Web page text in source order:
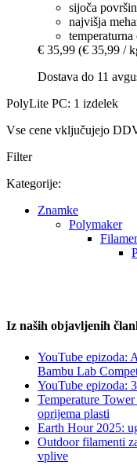
sijoča
najvišja
€ 35,99 (€ 35,99 /
Dostava do 11
PolyLite PC: 1 izdelek
Vse cene vključujejo
Filter
Kategorije:
Znamke
Polymaker
Iz naših objavljenih
YouTube epizoda:
Bambu Lab
YouTube epizoda:
Temperature
oprijema plasti
Earth Hour 2025:
Outdoor filamenti
vplive